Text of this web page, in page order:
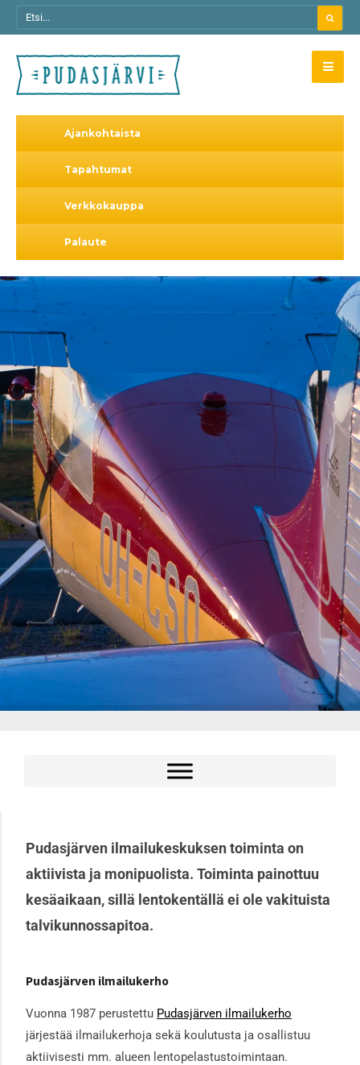
Ajankohtaista
Tapahtumat
Verkkokauppa
Palaute
Pudasjärven
ilmailukeskus
Pudasjärven ilmailukeskuksen toiminta on
aktiivista ja monipuolista. Toiminta painottuu
kesäaikaan, sillä lentokentällä ei ole vakituista
talvikunnossapitoa.
Pudasjärven ilmailukerho
Vuonna 1987 perustettu Pudasjärven ilmailukerho
järjestää ilmailukerhoja sekä koulutusta ja osallistuu
aktiivisesti mm. alueen lentopelastustoimintaan.